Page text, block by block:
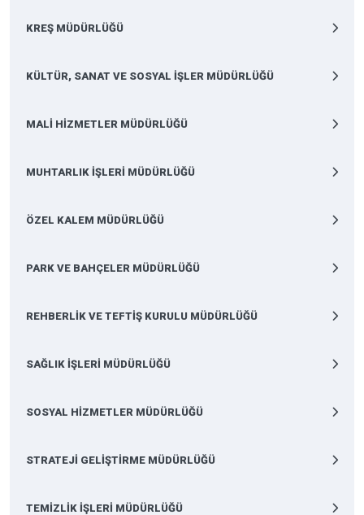
KREŞ MÜDÜRLÜĞÜ
KÜLTÜR, SANAT VE SOSYAL İŞLER MÜDÜRLÜĞÜ
MALİ HİZMETLER MÜDÜRLÜĞÜ
MUHTARLIK İŞLERİ MÜDÜRLÜĞÜ
ÖZEL KALEM MÜDÜRLÜĞÜ
PARK VE BAHÇELER MÜDÜRLÜĞÜ
REHBERLİK VE TEFTİŞ KURULU MÜDÜRLÜĞÜ
SAĞLIK İŞLERİ MÜDÜRLÜĞÜ
SOSYAL HİZMETLER MÜDÜRLÜĞÜ
STRATEJİ GELİŞTİRME MÜDÜRLÜĞÜ
TEMİZLİK İŞLERİ MÜDÜRLÜĞÜ